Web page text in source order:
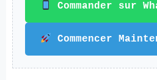
Commander sur
Commencer